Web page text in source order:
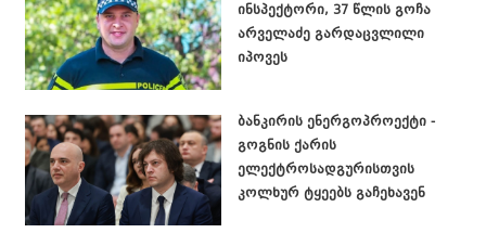
ინსპექტორი, 37 წლის გოჩა
არველაძე გარდაცვლილი
იპოვეს
ბანკირის ენერგოპროექტი -
გოგნის ქარის
ელექტროსადგურისთვის
კოლხურ ტყეებს გაჩეხავენ